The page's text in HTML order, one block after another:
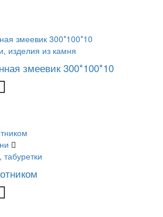
изделия из камня
змеевик 300*100*10